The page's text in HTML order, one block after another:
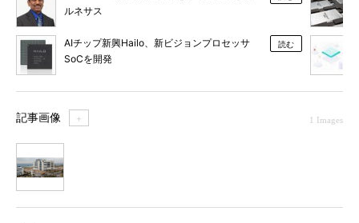
ルネサス
AIチップ新興Hailo、新ビジョンプロセッサ
SoCを開発
読む
記事画像 ＋ 1 Images